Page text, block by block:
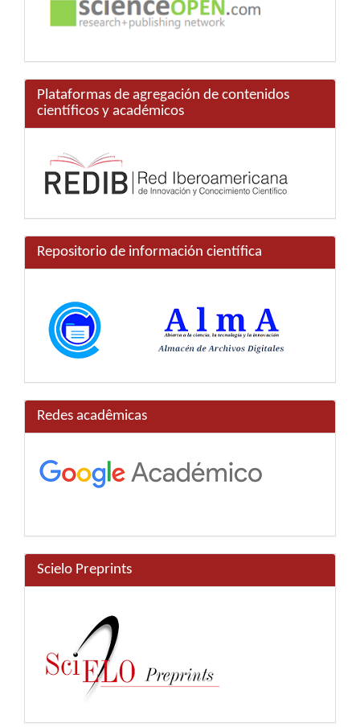
Plataformas de agregación de contenidos
científicos y académicos
Repositorio de información científica
Redes acadêmicas
Scielo Preprints